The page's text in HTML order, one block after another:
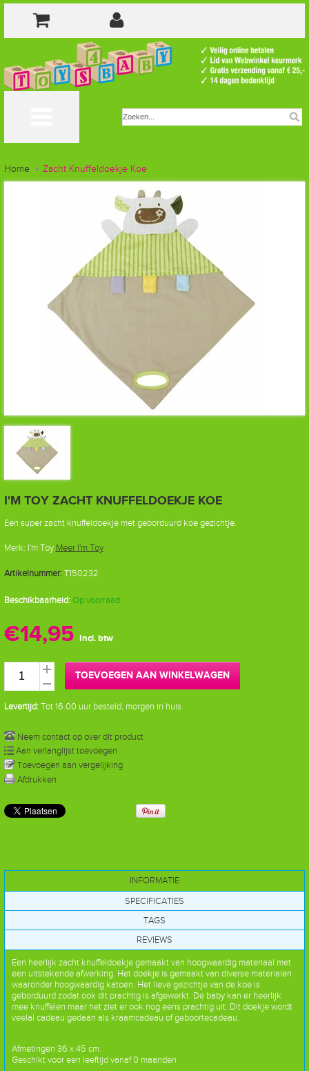
Home Zacht Knuffeldoekje Koe
I'M TOY ZACHT KNUFFELDOEKJE KOE
Een super zacht knuffeldoekje met geborduurd koe gezichtje.
Merk: I'm Toy Meer I'm Toy
Artikelnummer: T150232
Beschikbaarheid: Op voorraad
€14,95 Incl. btw
TOEVOEGEN AAN WINKELWAGEN
Levertijd:Tot 16.00 uur besteld, morgen in huis
Neem contact op over dit product
Aan verlanglijst toevoegen
Toevoegen aan vergelijking
Afdrukken
INFORMATIE
SPECIFICATIES
TAGS
REVIEWS
Een heerlijk zacht knuffeldoekje gemaakt van hoogwaardig materiaal met
een uitstekende afwerking. Het doekje is gemaakt van diverse materialen
waaronder hoogwaardig katoen. Het lieve gezichtje van de koe is
geborduurd zodat ook dit prachtig is afgewerkt. De baby kan er heerlijk
mee knuffelen maar het ziet er ook nog eens prachtig uit. Dit doekje wordt
veelal cadeau gedaan als kraamcadeau of geboortecadeau.
Afmetingen 36 x 45 cm.
Geschikt voor een leeftijd vanaf 0 maanden